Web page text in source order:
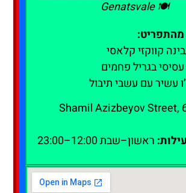
🍽️ Genatsvale
קווקזי קלאסי
בגריל פחמים
עשיר עם עשבי תיבול
6 Shamil Azizbeyov Street,
ראשון–שבת 12:00–23:00